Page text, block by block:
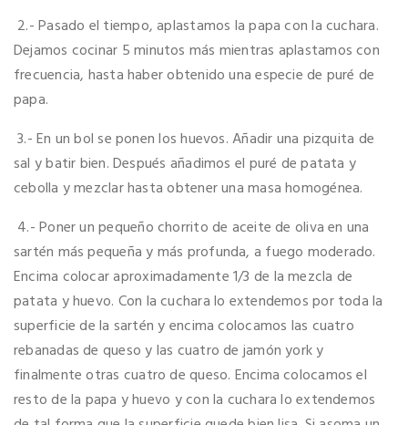
2.- Pasado el tiempo, aplastamos la papa con la cuchara.
Dejamos cocinar 5 minutos más mientras aplastamos con
frecuencia, hasta haber obtenido una especie de puré de
papa.
3.- En un bol se ponen los huevos. Añadir una pizquita de
sal y batir bien. Después añadimos el puré de patata y
cebolla y mezclar hasta obtener una masa homogénea.
4.- Poner un pequeño chorrito de aceite de oliva en una
sartén más pequeña y más profunda, a fuego moderado.
Encima colocar aproximadamente 1/3 de la mezcla de
patata y huevo. Con la cuchara lo extendemos por toda la
superficie de la sartén y encima colocamos las cuatro
rebanadas de queso y las cuatro de jamón york y
finalmente otras cuatro de queso. Encima colocamos el
resto de la papa y huevo y con la cuchara lo extendemos